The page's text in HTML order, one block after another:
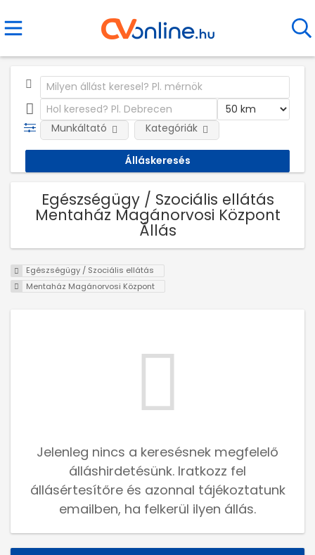
Munkáltató Kategóriák
Egészségügy / Szociális ellátás
Mentaház Magánorvosi Központ
Állás
Egészségügy / Szociális ellátás
Mentaház Magánorvosi Központ
Jelenleg nincs a keresésnek megfelelő
álláshirdetésünk. Iratkozz fel
állásértesítőre és azonnal tájékoztatunk
emailben, ha felkerül ilyen állás.